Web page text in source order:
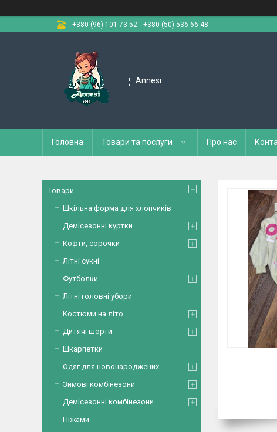
+380 (96) 101-73-52
+380 (50) 536-66-48
Annesi
Головна Товари та послуги Про нас
Товари
Шкільна форма для хлопчиків
Демісезонні куртки
Кофти, сорочки
Літні сукні
Футболки
Літні головні убори
Костюми на літо
Дитячі шорти
Шкарпетки
Одяг для новонароджених
Зимові комбінезони
Демісезонні комбінезони
Піжами